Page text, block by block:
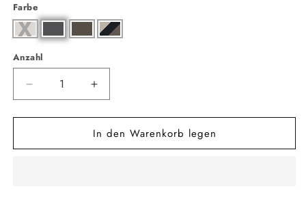
Farbe
Anzahl
Anzahl
Verringere
die
Menge
Filz
Erhöhe
die
Menge
für
Filz
In den Warenkorb legen